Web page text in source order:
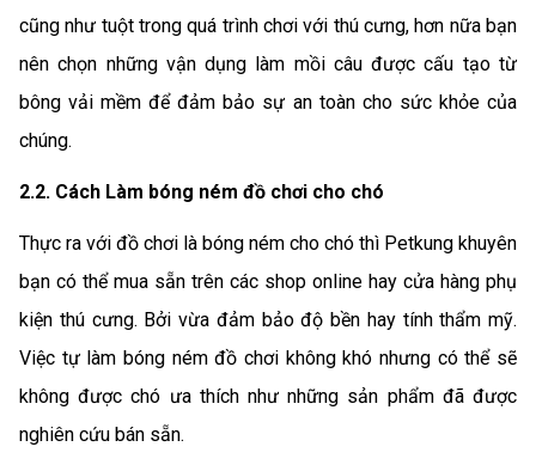
cũng như tuột trong quá trình chơi với thú cưng, hơn nữa bạn
nên chọn những vận dụng làm mồi câu được cấu tạo từ
bông vải mềm để đảm bảo sự an toàn cho sức khỏe của
chúng.
2.2. Cách Làm bóng ném đồ chơi cho chó
Thực ra với đồ chơi là bóng ném cho chó thì Petkung khuyên
bạn có thể mua sẵn trên các shop online hay cửa hàng phụ
kiện thú cưng. Bởi vừa đảm bảo độ bền hay tính thẩm mỹ.
Việc tự làm bóng ném đồ chơi không khó nhưng có thể sẽ
không được chó ưa thích như những sản phẩm đã được
nghiên cứu bán sẵn.